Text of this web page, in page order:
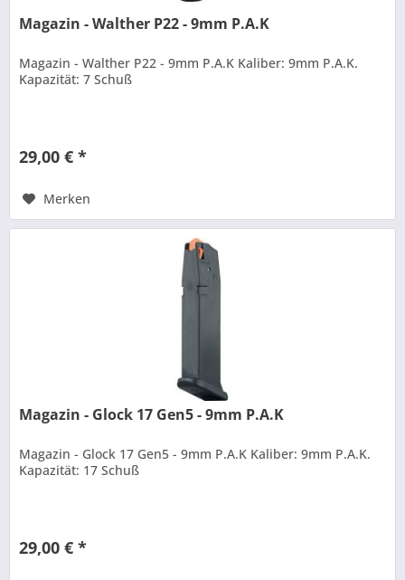
Magazin - Walther P22 - 9mm P.A.K
Magazin - Walther P22 - 9mm P.A.K Kaliber: 9mm P.A.K.
Kapazität: 7 Schuß
29,00 € *
Merken
Magazin - Glock 17 Gen5 - 9mm P.A.K
Magazin - Glock 17 Gen5 - 9mm P.A.K Kaliber: 9mm P.A.K.
Kapazität: 17 Schuß
29,00 € *